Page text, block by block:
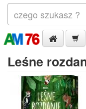
Leśne